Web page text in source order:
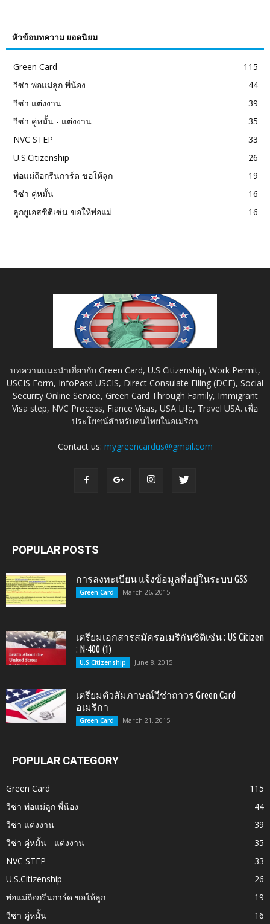
หัวข้อบทความ ยอดนิยม
Green Card
115
วีซ่า พ่อแม่ลูก พี่น้อง
44
วีซ่า แต่งงาน
39
วีซ่า คู่หมั้น - แต่งงาน
35
NVC STEP
33
U.S.Citizenship
26
พ่อแม่ถือกรีนการ์ด ขอให้ลูก
19
วีซ่า คู่หมั้น
16
ลูกยูเอสซิติเซ่น ขอให้พ่อแม่
16
บทความแนะนำเกี่ยวกับ Green Card, U.S Citizenship, Work Permit,
USCIS Form, InfoPass USCIS, Direct Consulate Filing (DCF), Social
Security Online Service, Green Card Through Family, Immigrant
Visa step, NVC Process, Fiance Visas, USA Life, Travel USA. เพื่อ
ประโยชน์สำหรับคนไทยในอเมริกา
Contact us: mygreencardus@gmail.com
POPULAR POSTS
การลงทะเบียน แจ้งข้อมูลที่อยู่ในระบบ GSS
Green Card March 26, 2015
เตรียมเอกสารสมัครอเมริกันซิติเซ่น : US Citizen
: N-400 (1)
U.S.Citizenship June 8, 2015
เตรียมตัวสัมภาษณ์วีซ่าถาวร Green Card
อเมริกา
Green Card March 21, 2015
POPULAR CATEGORY
Green Card
115
วีซ่า พ่อแม่ลูก พี่น้อง
44
วีซ่า แต่งงาน
39
วีซ่า คู่หมั้น - แต่งงาน
35
NVC STEP
33
U.S.Citizenship
26
พ่อแม่ถือกรีนการ์ด ขอให้ลูก
19
วีซ่า คู่หมั้น
16